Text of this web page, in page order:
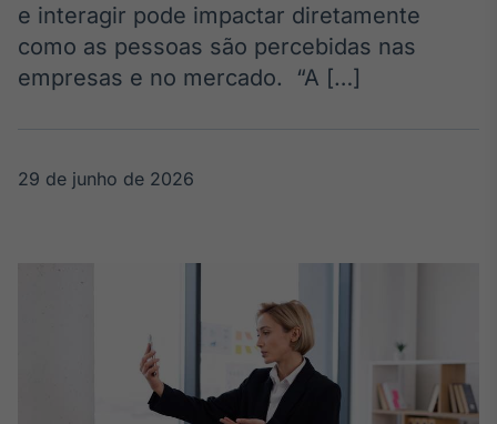
Os bastidores da
política em
tempo real
Broadcast
White Label
Plataforma para
conteúdos
personalizados
Soluções de Dados
e interagir pode impactar diretamente
como as pessoas são percebidas nas
empresas e no mercado. “A […]
29 de junho de 2026